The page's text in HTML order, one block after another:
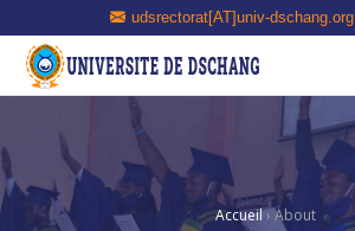
udsrectorat[AT]univ-dschang.org
Accueil›About